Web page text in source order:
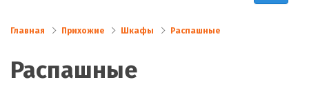
Главная Прихожие Шкафы Распашные
Распашные